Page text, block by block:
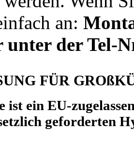
an:
unter der Tel-
FÜR
ist ein EU-
geforderten